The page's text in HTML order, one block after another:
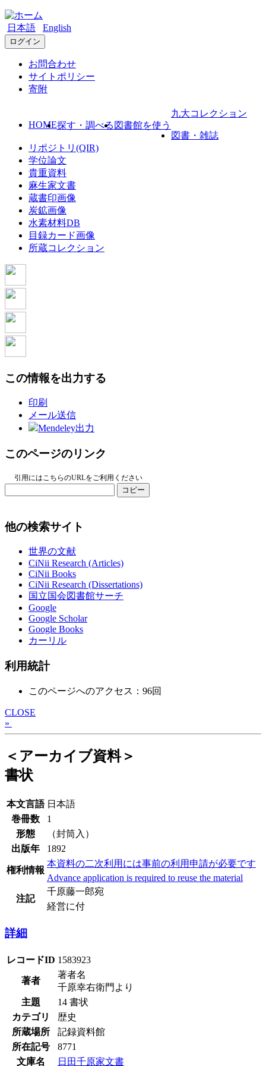
日本語 English
ログイン
お問合わせ
サイトポリシー
寄附
HOME探す・調べる 図書館を使う
九大コレクション
図書・雑誌
リポジトリ(QIR)
学位論文
貴重資料
麻生家文書
蔵書印画像
炭鉱画像
水素材料DB
目録カード画像
所蔵コレクション
この情報を出力する
印刷
メール送信
Mendeley出力
このページのリンク
引用にはこちらのURLをご利用ください
コピー
他の検索サイト
世界の文献
CiNii Research (Articles)
CiNii Books
CiNii Research (Dissertations)
国立国会図書館サーチ
Google
Google Scholar
Google Books
カーリル
利用統計
このページへのアクセス：96回
CLOSE
»
＜アーカイブ資料＞
書状
本文言語 日本語
巻冊数
1
形態
（封筒入）
出版年
1892
権利情報
本資料の二次利用には事前の利用申請が必要です
Advance application is required to reuse the material
注記
千原藤一郎宛
経営に付
詳細
レコードID 1583923
著者
著者名
千原幸右衛門より
主題
14 書状
カテゴリ
歴史
所蔵場所
記録資料館
所在記号
8771
文庫名
日田千原家文書